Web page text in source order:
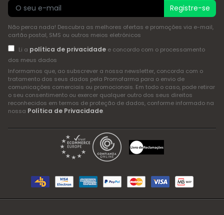
Registre-se
Não perca nada! Descubra as melhores ofertas e promoções via e-mail,
cartão postal, SMS ou outros meios eletrónicos
Li a política de privacidadee concordo com o processamento
dos meus dados
Informamos que, ao subscrever a nossa newsletter, concorda com o
tratamento dos seus dados pela Promofarma para o envio de
comunicações comerciais ou promocionais. Em todo o caso, pode retirar
o seu consentimento ou exercer qualquer outro dos seus direitos
reconhecidos em termos de proteção de dados, conforme informado na
nossa Política de Privacidade.